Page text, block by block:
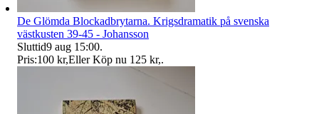
De Glömda Blockadbrytarna. Krigsdramatik på svenska
västkusten 39-45 - Johansson
Sluttid9 aug 15:00.
Pris:100 kr,Eller Köp nu 125 kr,.